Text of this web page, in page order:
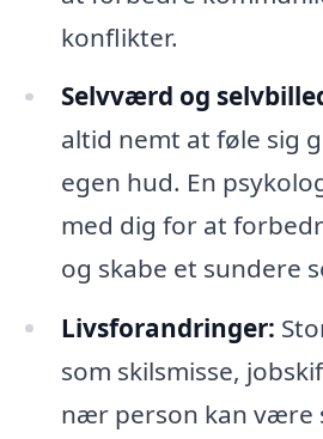
konflikter.
Selvværd og
altid nemt at føle sig
egen hud. En
med dig for at
og skabe et sundere
Livsforandringer:
som skilsmisse,
nær person kan være